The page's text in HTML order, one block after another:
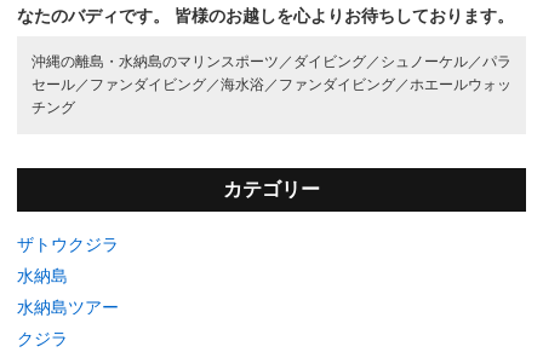
なたのバディです。
皆様のお越しを心よりお待ちしております。
沖縄の離島・水納島のマリンスポーツ／ ダイビング／ シュノーケル／ パラ
セール／ ファンダイビング／海水浴／ ファンダイビング／ ホエールウォッ
チング
カテゴリー
ザトウクジラ
水納島
水納島ツアー
クジラ